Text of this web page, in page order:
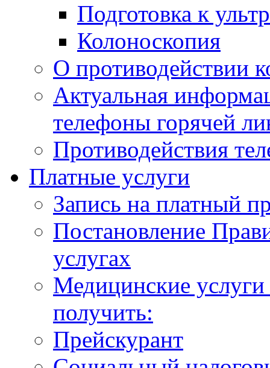
Подготовка к
Колоноскопия
О противодействии
Актуальная
телефоны горячей
Противодействия
Платные услуги
Запись на платный
Постановление
услугах
Медицинские
получить:
Прейскурант